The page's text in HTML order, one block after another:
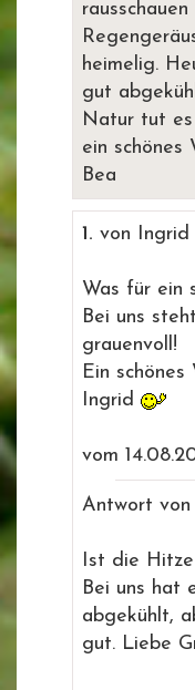
heimelig.
gut
Natur tut es
ein schönes
Bea
1. von Ingrid
Was für ein
Bei uns
grauenvoll!
Ein
Ingrid
vom
Antwort von
Ist die Hitze
Bei uns hat
abgekühlt,
gut. Liebe